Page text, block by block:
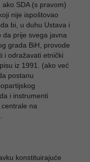
SDA (s pravom)
nije ispoštovao
bi, u duhu Ustava i
da prije svega javna
grada BiH, provode
i odražavati etnički
iz 1991. (ako već
postanu
i instrumenti
na
konstituirajuće